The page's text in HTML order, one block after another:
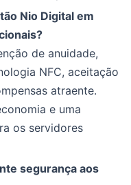
Nio Digital em
de anuidade,
NFC, aceitação
atraente.
e uma
os servidores
segurança aos